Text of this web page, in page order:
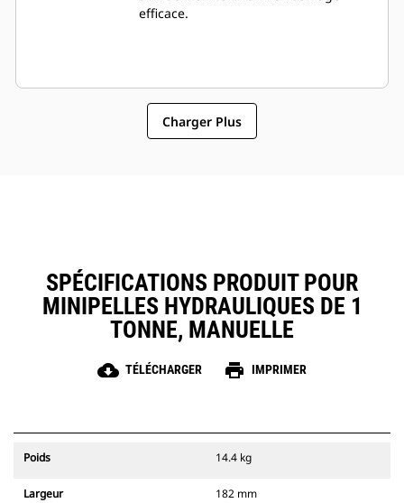
efficace.
Charger Plus
SPÉCIFICATIONS PRODUIT POUR
MINIPELLES HYDRAULIQUES DE 1
TONNE, MANUELLE
cloud_download TÉLÉCHARGER print IMPRIMER
Poids 14.4 kg
Largeur 182 mm